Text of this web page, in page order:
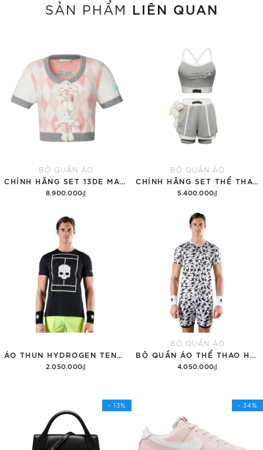
SẢN PHẨM LIÊN QUAN
BỘ QUẦN ÁO
CHÍNH HÃNG SET 13DE MARZO SUGAR SWIZZLE SUPER CUTE
8.900.000₫
BỘ QUẦN ÁO
CHÍNH HÃNG SET THỂ THAO 13DE MARZO BEAR VINTAGE 'GRAY'
5.400.000₫
Thêm vào giỏ hàng
ÁO THUN HYDROGEN TENNIS COURT COTTON 'BLACK'
2.050.000₫
BỘ QUẦN ÁO
BỘ QUẦN ÁO THỂ THAO HYDROGEN THUNDERS TECH
4.050.000₫
- 13% - 34%